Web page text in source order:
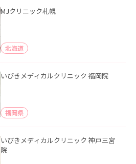
MJクリニック札幌
北海道
いびきメディカルクリニック 福岡院
福岡県
いびきメディカルクリニック 神戸三宮
院